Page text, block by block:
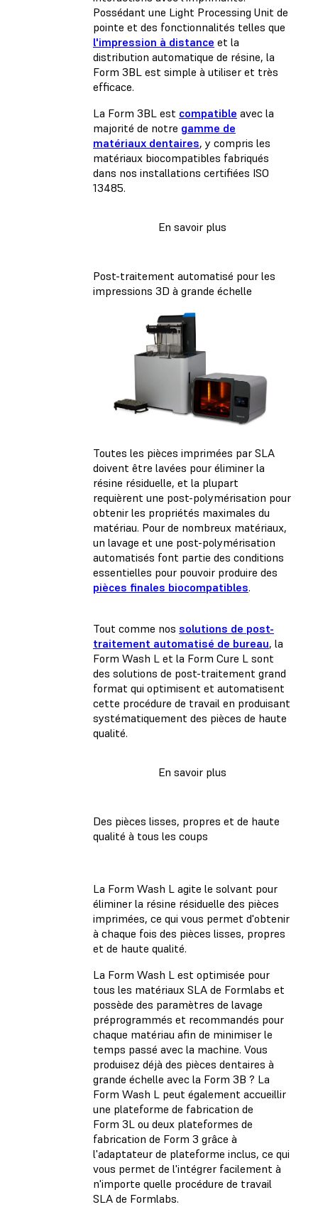
Possédant une Light Processing Unit de
pointe et des fonctionnalités telles que
l'impression à distance et la
distribution automatique de résine, la
Form 3BL est simple à utiliser et très
efficace.
La Form 3BL est compatible avec la
majorité de notre gamme de
matériaux dentaires, y compris les
matériaux biocompatibles fabriqués
dans nos installations certifiées ISO
13485.
En savoir plus
Post-traitement automatisé pour les
impressions 3D à grande échelle
Toutes les pièces imprimées par SLA
doivent être lavées pour éliminer la
résine résiduelle, et la plupart
requièrent une post-polymérisation pour
obtenir les propriétés maximales du
matériau. Pour de nombreux matériaux,
un lavage et une post-polymérisation
automatisés font partie des conditions
essentielles pour pouvoir produire des
pièces finales biocompatibles.
Tout comme nos solutions de post-
traitement automatisé de bureau, la
Form Wash L et la Form Cure L sont
des solutions de post-traitement grand
format qui optimisent et automatisent
cette procédure de travail en produisant
systématiquement des pièces de haute
qualité.
En savoir plus
Des pièces lisses, propres et de haute
qualité à tous les coups
La Form Wash L agite le solvant pour
éliminer la résine résiduelle des pièces
imprimées, ce qui vous permet d'obtenir
à chaque fois des pièces lisses, propres
et de haute qualité.
La Form Wash L est optimisée pour
tous les matériaux SLA de Formlabs et
possède des paramètres de lavage
préprogrammés et recommandés pour
chaque matériau afin de minimiser le
temps passé avec la machine. Vous
produisez déjà des pièces dentaires à
grande échelle avec la Form 3B ? La
Form Wash L peut également accueillir
une plateforme de fabrication de
Form 3L ou deux plateformes de
fabrication de Form 3 grâce à
l'adaptateur de plateforme inclus, ce qui
vous permet de l'intégrer facilement à
n'importe quelle procédure de travail
SLA de Formlabs.